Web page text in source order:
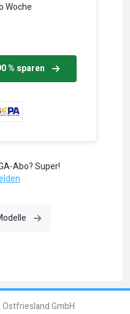
Woche
% sparen
Abo? Super!
GmbH